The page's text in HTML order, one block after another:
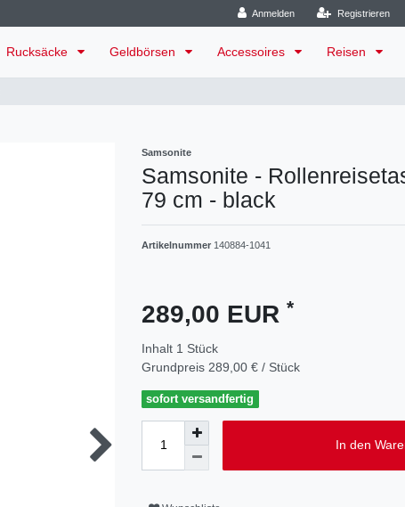
Anmelden Registrieren
Rucksäcke Geldbörsen Accessoires Reisen
Samsonite
Samsonite -
79 cm - black
Artikelnummer 140884-1041
289,00 EUR *
Inhalt 1 Stück
Grundpreis 289,00 € / Stück
sofort versandfertig
In den